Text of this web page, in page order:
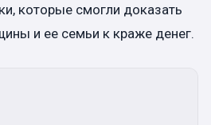
которые смогли доказать
и ее семьи к краже денег.